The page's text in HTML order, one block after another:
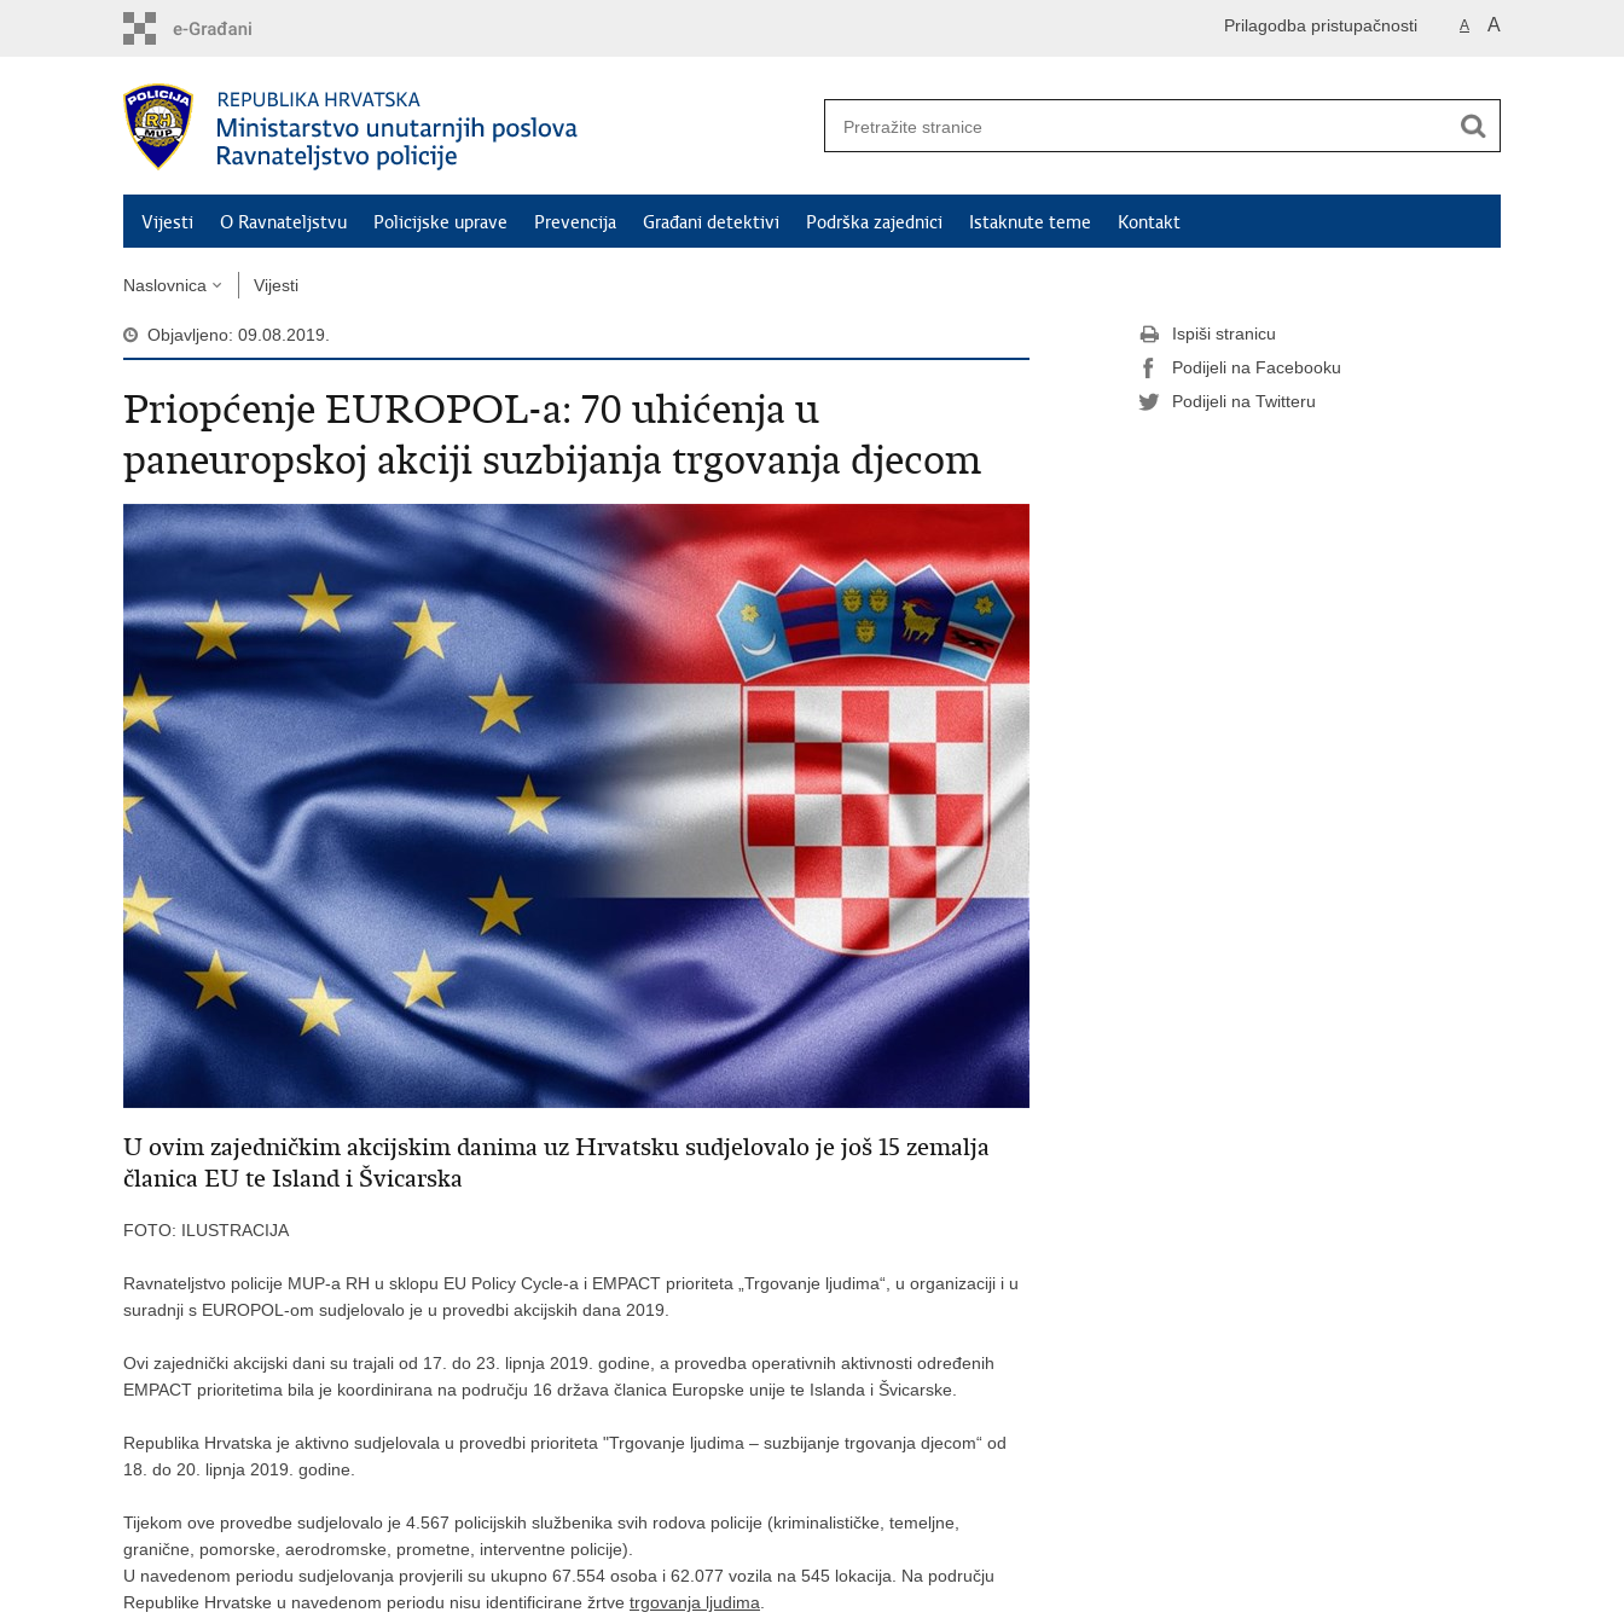
A A
Prilagodba pristupačnosti
Vijesti O Ravnateljstvu Policijske uprave Prevencija Građani detektivi Podrška zajednici Istaknute teme Kontakt
Naslovnica Vijesti
Objavljeno: 09.08.2019.
Priopćenje EUROPOL-a: 70 uhićenja u
paneuropskoj akciji suzbijanja trgovanja djecom
U ovim zajedničkim akcijskim danima uz Hrvatsku sudjelovalo je još 15 zemalja
članica EU te Island i Švicarska
FOTO: ILUSTRACIJA
Ravnateljstvo policije MUP-a RH u sklopu EU Policy Cycle-a i EMPACT prioriteta „Trgovanje ljudima“, u organizaciji i u
suradnji s EUROPOL-om sudjelovalo je u provedbi akcijskih dana 2019.
Ovi zajednički akcijski dani su trajali od 17. do 23. lipnja 2019. godine, a provedba operativnih aktivnosti određenih
EMPACT prioritetima bila je koordinirana na području 16 država članica Europske unije te Islanda i Švicarske.
Republika Hrvatska je aktivno sudjelovala u provedbi prioriteta "Trgovanje ljudima – suzbijanje trgovanja djecom“ od
18. do 20. lipnja 2019. godine.
Tijekom ove provedbe sudjelovalo je 4.567 policijskih službenika svih rodova policije (kriminalističke, temeljne,
granične, pomorske, aerodromske, prometne, interventne policije).
U navedenom periodu sudjelovanja provjerili su ukupno 67.554 osoba i 62.077 vozila na 545 lokacija. Na području
Republike Hrvatske u navedenom periodu nisu identificirane žrtve trgovanja ljudima
Ispiši stranicu
Podijeli na Facebooku
Podijeli na Twitteru